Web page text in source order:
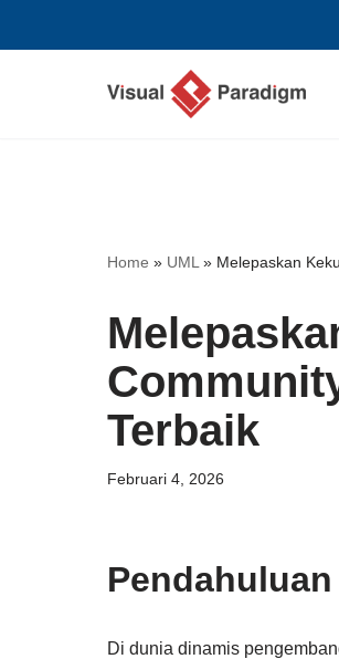
Home » UML » Melepaskan
Terbaik
Februari 4, 2026
Pendahuluan
Di dunia dinamis